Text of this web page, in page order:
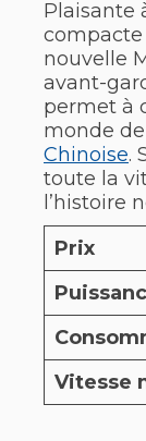
Plaisante
compacte
nouvelle
avant-
permet à
monde
Chinoise.
toute la
l’histoire
Prix
Vitesse